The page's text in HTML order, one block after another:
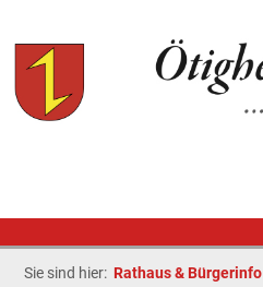
Sie sind hier: Rathaus & Bürgerinfo